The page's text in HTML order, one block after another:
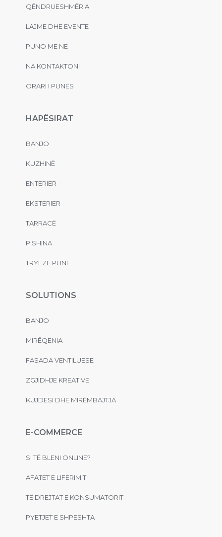
QËNDRUESHMËRIA
LAJME DHE EVENTE
PUNO ME NE
NA KONTAKTONI
ORARI I PUNËS
HAPËSIRAT
BANJO
KUZHINË
ENTERIER
EKSTERIER
TARRACË
PISHINA
TRYEZË PUNE
SOLUTIONS
BANJO
MIRËQENIA
FASADA VENTILUESE
ZGJIDHJE KREATIVE
KUJDESI DHE MIRËMBAJTJA
E-COMMERCE
SI TË BLENI ONLINE?
AFATET E LIFERIMIT
TË DREJTAT E KONSUMATORIT
PYETJET E SHPESHTA